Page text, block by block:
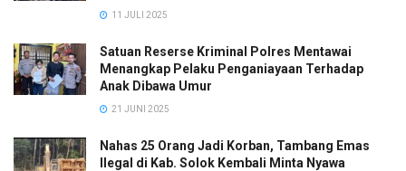
11 JULI 2025
Satuan Reserse Kriminal Polres Mentawai
Menangkap Pelaku Penganiayaan Terhadap
Anak Dibawa Umur
21 JUNI 2025
Nahas 25 Orang Jadi Korban, Tambang Emas
Ilegal di Kab. Solok Kembali Minta Nyawa